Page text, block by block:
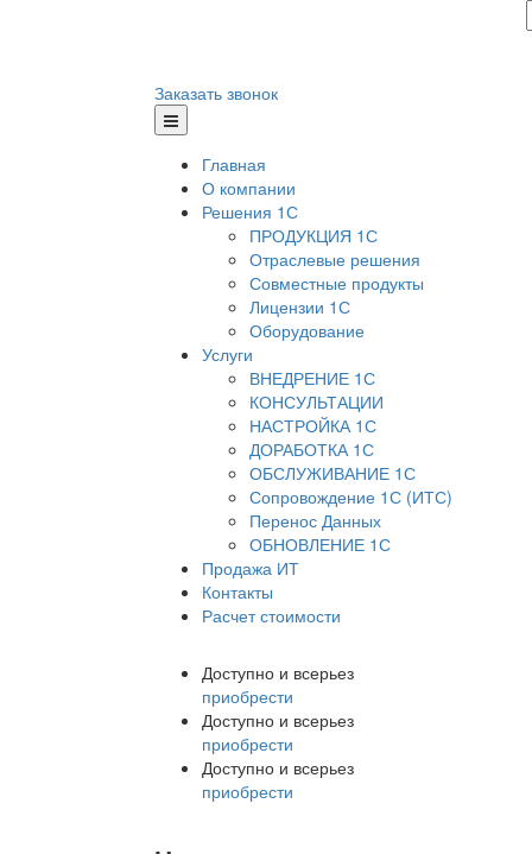
Заказать звонок
Главная
О компании
Решения 1С
ПРОДУКЦИЯ 1С
Отраслевые решения
Совместные продукты
Лицензии 1С
Оборудование
Услуги
ВНЕДРЕНИЕ 1С
КОНСУЛЬТАЦИИ
НАСТРОЙКА 1С
ДОРАБОТКА 1С
ОБСЛУЖИВАНИЕ 1С
Сопровождение 1С (ИТС)
Перенос Данных
ОБНОВЛЕНИЕ 1С
Продажа ИТ
Контакты
Расчет стоимости
Доступно и всерьез
приобрести
Доступно и всерьез
приобрести
Доступно и всерьез
приобрести